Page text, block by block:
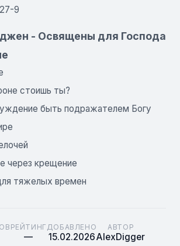
9
- Освящены для Господа
стоишь ты?
быть подражателем Богу
через крещение
тяжелых времен
РЕЙТИНГ
—
ДОБАВЛЕНО
15.02.2026
АВТОР
AlexDigger